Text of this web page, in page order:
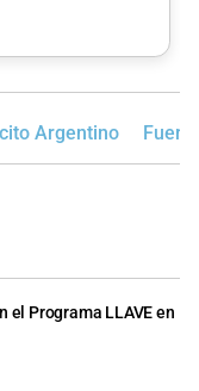
Argentino
el Programa LLAVE en